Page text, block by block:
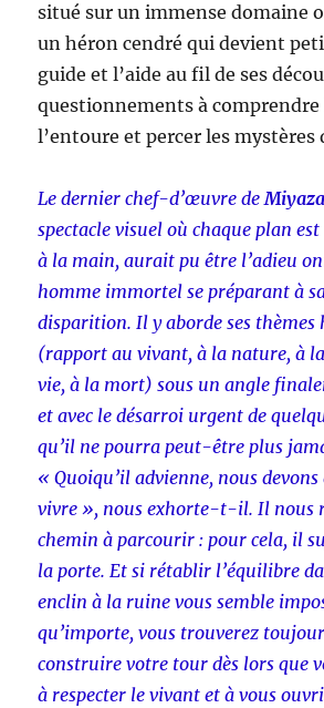
situé sur un immense domaine
un héron cendré qui devient
guide et l’aide au fil de ses
questionnements à
l’entoure et percer les mystères
Le dernier chef-d’œuvre de
spectacle visuel où chaque plan
à la main, aurait pu être l’adieu
homme immortel se préparant à
disparition. Il y aborde ses thèmes
(rapport au vivant, à la nature, à
vie, à la mort) sous un angle
et avec le désarroi urgent de
qu’il ne pourra peut-être plus
« Quoiqu’il advienne, nous devons
vivre », nous exhorte-t-il. Il nous
chemin à parcourir : pour cela, il
la porte. Et si rétablir l’équilibre
enclin à la ruine vous semble
qu’importe, vous trouverez
construire votre tour dès lors que
à respecter le vivant et à vous